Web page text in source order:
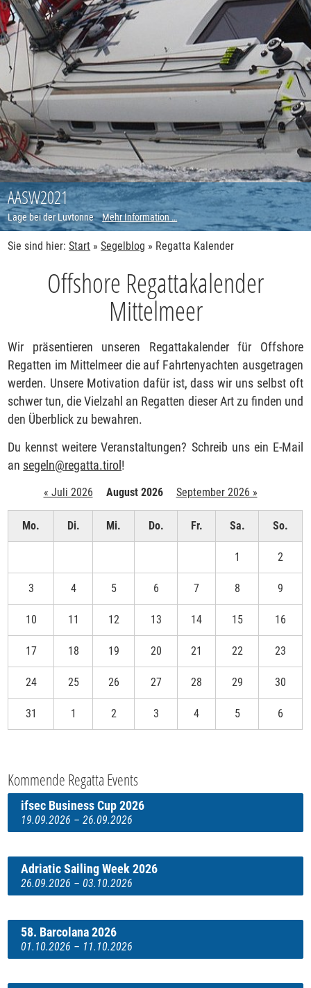
AASW2021
Lage bei der LuvtonneMehr Information …
Sie sind hier:Start »Segelblog » Regatta Kalender
Offshore Regattakalender
Mittelmeer
Wir präsentieren unseren Regattakalender für Offshore
Regatten im Mittelmeer die auf Fahrtenyachten ausgetragen
werden. Unsere Motivation dafür ist, dass wir uns selbst oft
schwer tun, die Vielzahl an Regatten dieser Art zu finden und
den Überblick zu bewahren.
Du kennst weitere Veranstaltungen? Schreib uns ein E-Mail
an segeln@regatta.tirol !
« Juli 2026 August 2026 September 2026 »
Mo. Di. Mi. Do. Fr. Sa. So.
1 2
3 4 5 6 7 8 9
10 11 12 13 14 15 16
17 18 19 20 21 22 23
24 25 26 27 28 29 30
31 1 2 3 4 5 6
Kommende Regatta Events
ifsec Business Cup 2026
19.09.2026 – 26.09.2026
Adriatic Sailing Week 2026
26.09.2026 – 03.10.2026
58. Barcolana 2026
01.10.2026 – 11.10.2026